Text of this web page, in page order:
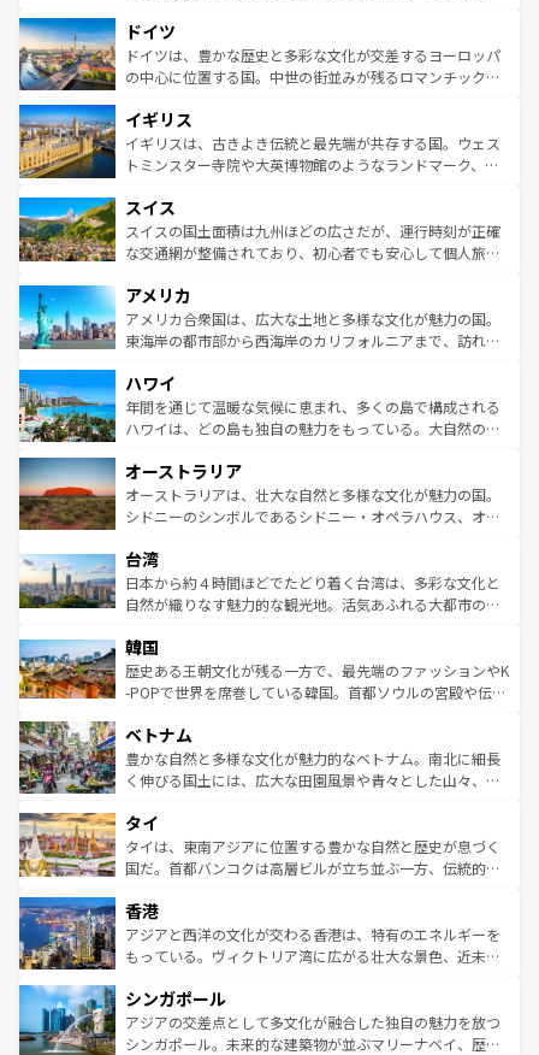
せる。地方によって風土や気候が異なるスペインはその個
性で訪れる人を魅了する。 なお、新着のスペイン情報は コ
ンテンツ一覧を参照してほしい。
で、幅広い魅力が詰まっている。華麗な宮殿、歴史的な大
聖堂、美しいビーチ、そして豊かな自然が、訪れる者を心
から魅了する。また、フランスは美食の国としても知ら
いる。シャンパンの発祥地であるランス、プロヴァンスの
香り高いラベンダー畑など、多彩な楽しみ方が可能だ。さ
らに、パリ以外の地域にも魅力が溢れており、どの街角に
れる地方に足を運ぶとそれぞれで全く異なる文化を体験で
きるだろう。 なお、新着のフランス情報はコンテンツ一覧
を参照してほしい。
ドイツ
ドイツは、豊かな歴史と多彩な文化が交差するヨーロッパ
の中心に位置する国。中世の街並みが残るロマンチック街
顔を持つこの国は、どこを歩いても飽きることがない。ベ
ルリンの文化的活気、バイエルン州のアルプスの絶景、そ
してライン川沿いのワイン畑といった風景は必見。ビール
は、お酒好きな人にはぜひ体験してほしい。 なお、新着の
ドイツ情報はコンテンツ一覧を参照してほしい。
イギリス
イギリスは、古きよき伝統と最先端が共存する国。ウェス
トミンスター寺院や大英博物館のようなランドマーク、歴
リアごとに異なる魅力がある。また、優雅なアフタヌーン
ティー、ビール好きにはたまらない英国パブ、サッカー観
戦など、本場だからこそできる体験も豊富。イギリスを旅
ンツ一覧を参照してほしい。
スイス
スイスの国土面積は九州ほどの広さだが、運行時刻が正確
な交通網が整備されており、初心者でも安心して個人旅行
の建物がそのまま残る町や、スイスならではのユニークな
博物館もあり、アルプス観光だけでなく町歩きも満喫する
ことができる。国民の所得が高いため物価も高いが、旅行
ば市内交通費無料で観光を楽しむこともできる。 なお、新
着のスイス情報はコンテンツ一覧 を参照してほしい。
アメリカ
アメリカ合衆国は、広大な土地と多様な文化が魅力の国。
東海岸の都市部から西海岸のカリフォルニアまで、訪れる
のような巨大都市は、観光、ショッピング、エンターテイ
ンメントが詰まった刺激的なスポットだ。一方、アメリカ
西部には大自然が広がり、グランドキャニオンやイエロー
部のニューオーリンズでは、音楽と美食が融合した独特の
文化が魅力。旅行者はアメリカの各地域で異なる魅力を楽
しみながら、その多様性と豊かな歴史を感じることができ
ならではの贅沢な旅のスタイルだ。 なお、新着のアメリカ
情報はコンテンツ一覧を参照してほしい。
ハワイ
年間を通じて温暖な気候に恵まれ、多くの島で構成される
ハワイは、どの島も独自の魅力をもっている。大自然の神
ワイ島は見逃せない。また、定番の観光地といえばオアフ
島だが、静かな自然を求めるならマウイ島やカウアイ島が
おすすめ。エメラルドグリーンに輝く海をはじめ、豊かな
れるおもてなしの心で訪れる人々を迎えてくれるハワイの
人々、おいしいローカルフードやハワイアンミュージッ
ク、伝統的なフラダンスなど、すべてがハワイの魅力を彩
ワイを、存分に味わってほしい。 なお、新着のハワイ情報
はコンテンツ一覧を参照してほしい。
オーストラリア
オーストラリアは、壮大な自然と多様な文化が魅力の国。
シドニーのシンボルであるシドニー・オペラハウス、オー
リアリーフや大陸中央部にそびえるウルル（エアーズロッ
ク）、タスマニアの美しい原生林やケアンズの熱帯雨林な
ど、見どころがたくさん。また、カフェやワイン、オージ
いる。アクティビティも充実しており、サーフィンやダイ
ビング、ハイキングなど、アウトドア好きにはたまらな
い。オーストラリアの多彩な魅力を存分に味わいつくそ
参照してほしい。
台湾
日本から約４時間ほどでたどり着く台湾は、多彩な文化と
自然が織りなす魅力的な観光地。活気あふれる大都市の台
ン）、静ひつな山岳地帯である台湾東部など、都市の喧騒
と山間の静けさが共存しており、訪れる人に新しい発見と
驚きをもたらしてくれる。また、奥深い台湾の食文化も魅
容にもいいと評判のスイーツなど、バラエティ豊かな料理
が味わえる。 なお、新着の台湾情報は コンテンツ一覧を参
照してほしい。
韓国
歴史ある王朝文化が残る一方で、最先端のファッションやK
-POPで世界を席巻している韓国。首都ソウルの宮殿や伝統
き、地方に足を延ばせば四季折々の自然美を楽しむことが
できる。そして、キムチや焼肉、絶品のストリートフード
まで、さまざまな韓国料理が待っている。夜には、韓国な
リティに包まれながら、韓国の多彩な魅力を心ゆくまで味
わってみてほしい。 なお、新着の韓国情報はコンテンツ一
覧を参照してほしい。
ベトナム
豊かな自然と多様な文化が魅力的なベトナム。南北に細長
く伸びる国土には、広大な田園風景や青々とした山々、世
急速な発展と共に伝統が息づく。ハノイの古い町並みやホ
ーチミン市のフランス統治時代の建物も、独特の雰囲気を
醸し出している。また、バラエティの豊かさとおいしさで
とつ。フォーやバインミー、ベトナムコーヒーなどは、ぜ
ひ現地で味わいたい。どの地域を訪れてもあたたかい人々
が旅行者を迎えてくれるので、きっと忘れられない旅にな
参照してほしい。
タイ
タイは、東南アジアに位置する豊かな自然と歴史が息づく
国だ。首都バンコクは高層ビルが立ち並ぶ一方、伝統的な
の活気が交差している。北部ではチェンマイなどの山岳地
帯で自然と触れ合い、南部ではプーケットやクラビの美し
いビーチでリゾート気分を楽しむことができる。タイ料理
激する。気候は一年中温暖で、どの季節にも異なる楽しみ
が待っている。親しみやすいタイの人々、仏教を中心とし
た文化、そして多様な観光資源が、訪れる旅人を魅了し続
香港
アジアと西洋の文化が交わる香港は、特有のエネルギーを
もっている。ヴィクトリア湾に広がる壮大な景色、近未来
み、どこを訪れても感動するはず。観光スポットが密集し
ており、効率よく見どころを回れるのも魅力。息をのむよ
うな絶景から文化的な体験まで、香港を存分に楽しみ尽く
シンガポール
アジアの交差点として多文化が融合した独自の魅力を放つ
シンガポール。未来的な建築物が並ぶマリーナベイ、歴史